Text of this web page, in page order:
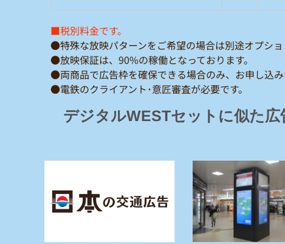
■税別料金です。
●特殊な放映パターンをご希望の場合は別途オプショ
●放映保証は、90%の稼働となっております。
●両商品で広告枠を確保できる場合のみ、お申し込み
●電鉄のクライアント･意匠審査が必要です。
デジタルWESTセットに似た広